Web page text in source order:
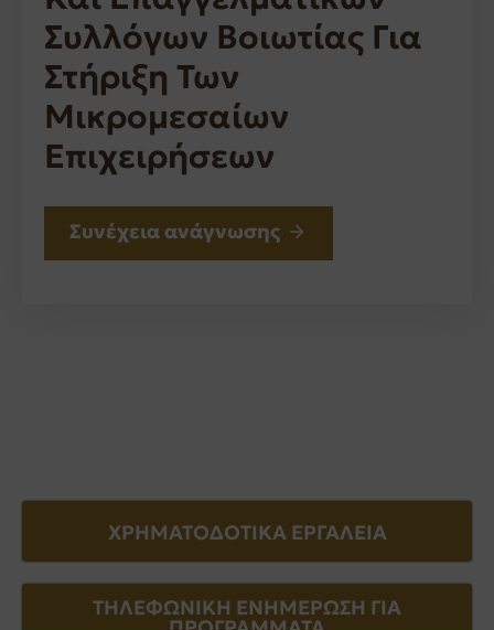
Συλλόγων Βοιωτίας Για
Στήριξη Των
Μικρομεσαίων
Επιχειρήσεων
Συνέχεια ανάγνωσης
ΧΡΗΜΑΤΟΔΟΤΙΚΑ ΕΡΓΑΛΕΙΑ
ΤΗΛΕΦΩΝΙΚΗ ΕΝΗΜΕΡΩΣΗ ΓΙΑ